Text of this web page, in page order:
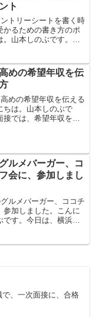
ト
トリーシートを書く時
かるための書き方のポ
。山本しのぶです。転
は、企業が独自に作成
ートで...
めの希望年収を伝
めの希望年収を伝える
ちは。山本しのぶで
では、希望年収を質
は、金額...
ルメバーガー、コ
会に、参加しまし
ルメバーガー、ココチ
参加しました。こんに
です。今日は、横浜の
、一次面接に、合格